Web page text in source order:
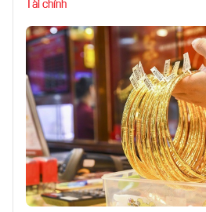
Tài chính